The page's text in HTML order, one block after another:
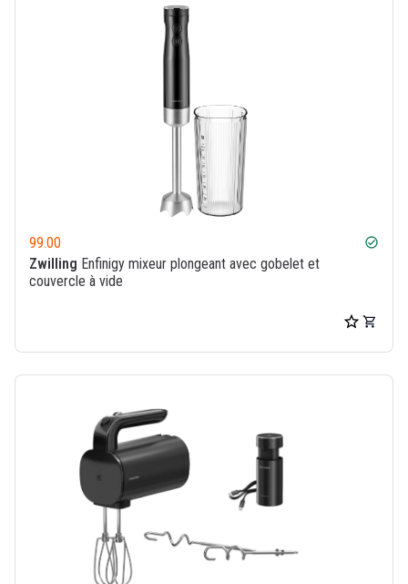
99.00 check_circle
Zwilling Enfinigy mixeur plongeant avec gobelet et
couvercle à vide